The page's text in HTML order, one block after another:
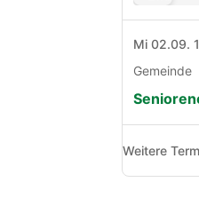
Mi 02.09.
Gemeinde
Weitere